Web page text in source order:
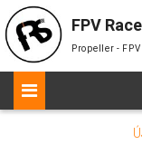
FPV
Propeller -